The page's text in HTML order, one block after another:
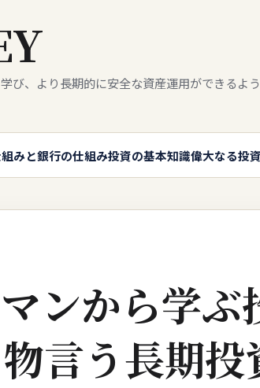
び、より長期的に安全な資産運用ができるよ
みと銀行の仕組み投資の基本知識偉大なる投
ンから学
言う長期